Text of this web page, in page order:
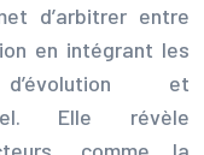
d’arbitrer entre
en intégrant les
et
Elle révèle